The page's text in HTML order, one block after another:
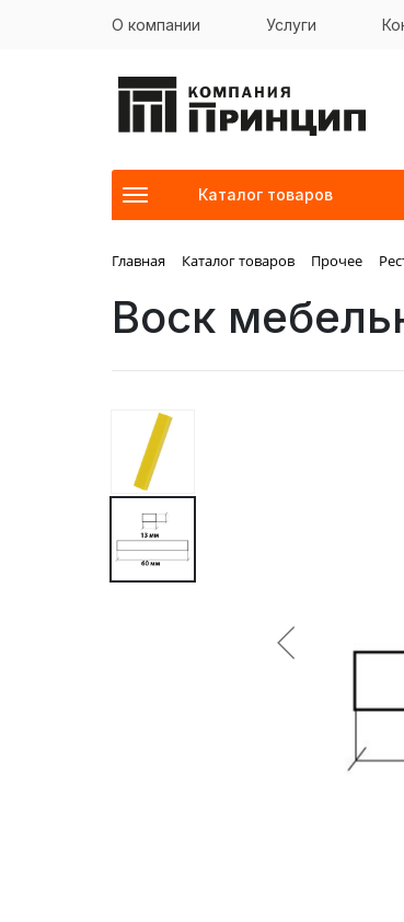
О компании Услуги
Каталог товаров
Главная Каталог товаров Прочее
Воск